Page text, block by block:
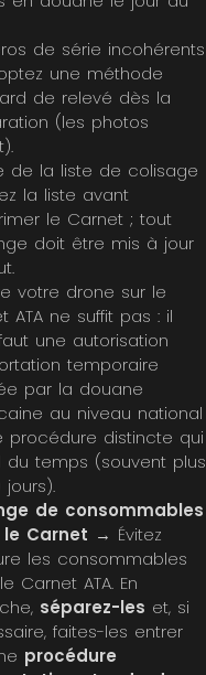
de série incohérents
une méthode
de relevé dès la
(les photos
de la liste de colisage
la liste avant
le Carnet ; tout
doit être mis à jour
votre drone sur le
ATA ne suffit pas : il
une autorisation
temporaire
par la douane
au niveau national
procédure distincte qui
du temps (souvent plus
de consommables
Carnet → Évitez
les consommables
Carnet ATA. En
séparez-les et, si
faites-les entrer
procédure